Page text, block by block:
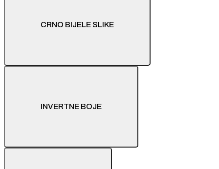
CRNO BIJELE SLIKE
INVERTNE BOJE